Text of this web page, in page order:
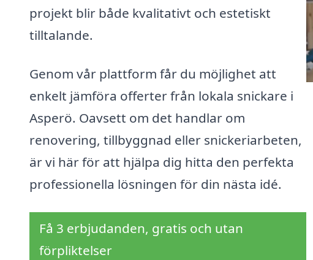
projekt blir både kvalitativt och estetiskt
tilltalande.
Genom vår plattform får du möjlighet att
enkelt jämföra offerter från lokala snickare i
Asperö. Oavsett om det handlar om
renovering, tillbyggnad eller snickeriarbeten,
är vi här för att hjälpa dig hitta den perfekta
professionella lösningen för din nästa idé.
Få 3 erbjudanden, gratis och utan
förpliktelser